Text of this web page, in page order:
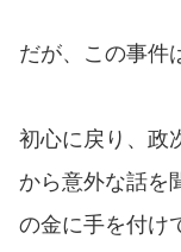
だが、この事件
初心に戻り、政
から意外な話を
の金に手を付け